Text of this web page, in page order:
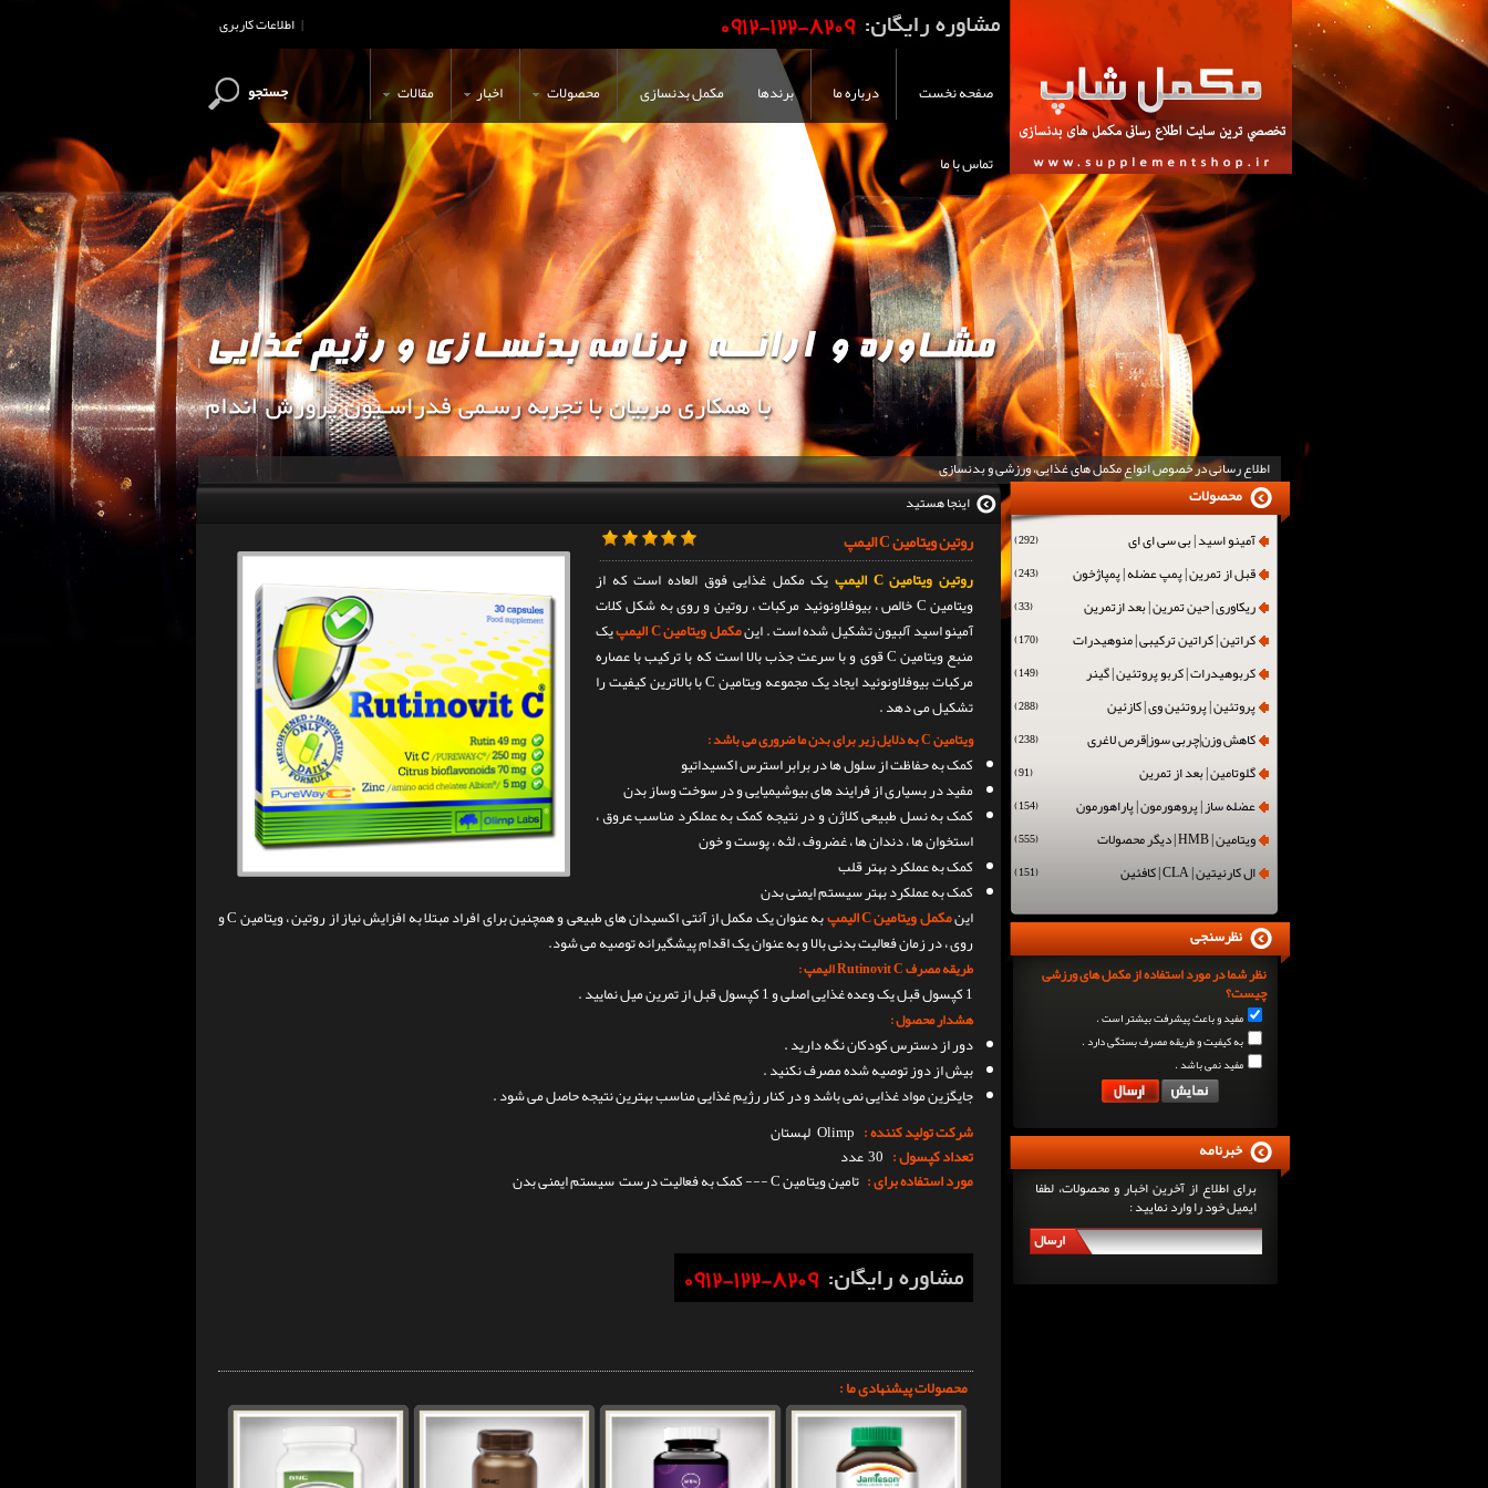
اطلاعات کاربری |
صفحه نخست درباره ما برندها مکمل بدنسازی محصولات اخبار مقالات
تماس با ما
جستجو
اطلاع رسانی در خصوص انواع مکمل های غذایی، ورزشی و بدنسازی
این وب سایت جهت اطلاع رسانی و
اینجا هستید
روتین ویتامین C الیمپ
روتین ویتامین C الیمپ
یک مکمل غذایی فوق العاده است که از
ویتامین C خالص ، بیوفلاونوئید مرکبات ، روتین و روی به شکل کلات
آمینو اسید آلبیون تشکیل شده است . اینمکمل ویتامین C الیمپ
یک
منبع ویتامین C قوی و با سرعت جذب بالا است که با ترکیب با عصاره
مرکبات بیوفلاونوئید ایجاد یک مجموعه ویتامین C با بالاترین کیفیت را
تشکیل می دهد .
ویتامین C به دلایل زیر برای بدن ما ضروری می باشد :
کمک به حفاظت از سلول ها در برابر استرس اکسیداتیو
مفید در بسیاری از فرایند های بیوشیمیایی و در سوخت وساز بدن
کمک به نسل طبیعی کلاژن و در نتیجه کمک به عملکرد مناسب عروق ،
استخوان ها ، دندان ها ، غضروف ، لثه ، پوست و خون
کمک به عملکرد بهتر قلب
کمک به عملکرد بهتر سیستم ایمنی بدن
اینمکمل ویتامین C الیمپ
به عنوان یک مکمل از آنتی اکسیدان های طبیعی و همچنین برای افراد مبتلا به افزایش نیاز از روتین ، ویتامین C و
روی ، در زمان فعالیت بدنی بالا و به عنوان یک اقدام پیشگیرانه توصیه می شود.
طریقه مصرف Rutinovit C الیمپ :
1 کپسول قبل یک وعده غذایی اصلی و 1 کپسول قبل از تمرین میل نمایید .
هشدار محصول :
دور از دسترس کودکان نگه دارید .
بیش از دوز توصیه شده مصرف نکنید .
جایگزین مواد غذایی نمی باشد و در کنار رژیم غذایی مناسب بهترین نتیجه حاصل می شود .
شرکت تولید کننده : Olimp لهستان
تعداد کپسول : 30 عدد
مورد استفاده برای : تامین ویتامین C --- کمک به فعالیت درست سیستم ایمنی بدن
محصولات پیشنهادی ما :
آمینو اسید | بی سی ای ای (292)
قبل از تمرین | پمپ عضله | پمپاژخون (243)
ریکاوری | حین تمرین | بعد ازتمرین (33)
کراتین | کراتین ترکیبی | منوهیدرات (170)
کربوهیدرات | کربو پروتئین | گینر (149)
پروتئین | پروتئین وی | کازئین (288)
کاهش وزن|چربی سوز|قرص لاغری (238)
گلوتامین | بعد از تمرین (91)
عضله ساز | پروهورمون | پاراهورمون (154)
ویتامین | HMB | دیگر محصولات (555)
ال کارنیتین | CLA | کافئین (151)
محصولات
نظر شما در مورد استفاده از مکمل های ورزشی
چیست؟
مفید و باعث پیشرفت بیشتر است .
به کیفیت و طریقه مصرف بستگی دارد .
مفید نمی باشد .
نظرسنجی
برای اطلاع از آخرین اخبار و محصولات، لطفا
ایمیل خود را وارد نمایید :
ارسال
خبرنامه